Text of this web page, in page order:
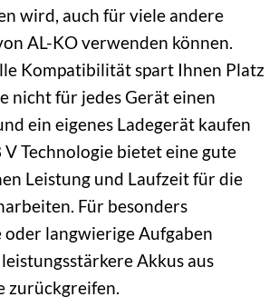
wird, auch für viele andere
AL-KO verwenden können.
Kompatibilität spart Ihnen Platz
nicht für jedes Gerät einen
ein eigenes Ladegerät kaufen
V Technologie bietet eine gute
Leistung und Laufzeit für die
Für besonders
oder langwierige Aufgaben
Akkus aus
zurückgreifen.